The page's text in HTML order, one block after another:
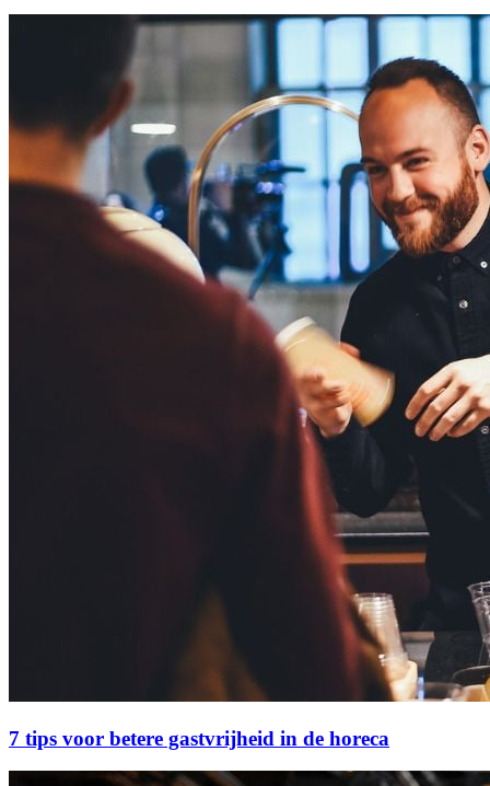
7 tips voor betere gastvrijheid in de horeca